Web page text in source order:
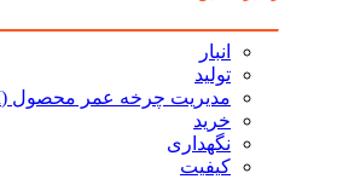
انبار
تولید
مدیریت چرخه عمر محصول (PLM)
خرید
نگهداری
کیفیت